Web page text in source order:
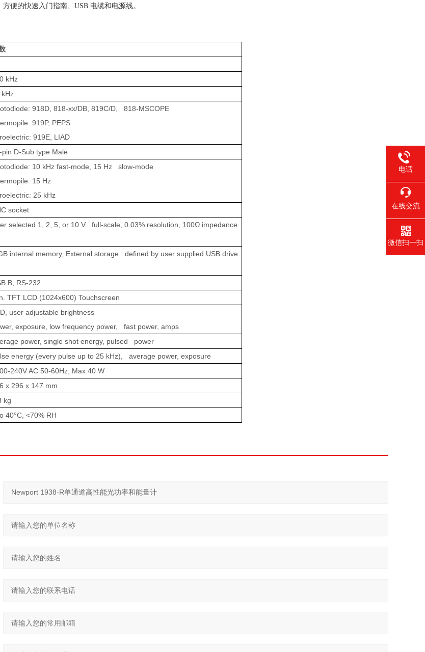
方便的快速入门指南、USB 电缆和电源线。
kHz
kHz
918D, 818-xx/DB, 819C/D, 818-MSCOPE
919P, PEPS
919E, LIAD
pin D-Sub type Male
10 kHz fast-mode, 15 Hz slow-mode
15 Hz
25 kHz
socket
selected 1, 2, 5, or 10 V full-scale, 0.03% resolution, 100Ω impedance
internal memory, External storage defined by user supplied USB drive
B, RS-232
TFT LCD (1024x600) Touchscreen
user adjustable brightness
exposure, low frequency power, fast power, amps
power, single shot energy, pulsed power
energy (every pulse up to 25 kHz), average power, exposure
240V AC 50-60Hz, Max 40 W
x 296 x 147 mm
kg
40°C, <70% RH
电话
在线交流
微信扫一扫